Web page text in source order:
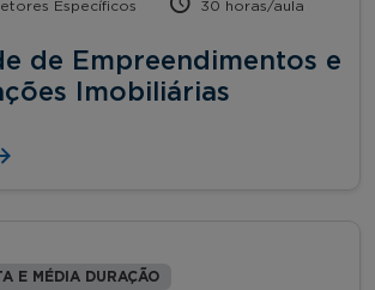
Específicos 30 horas/aula
de Empreendimentos e
Imobiliárias
E MÉDIA DURAÇÃO